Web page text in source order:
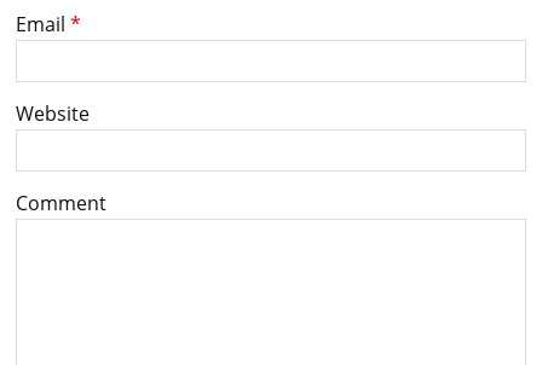
Email *
Website
Comment